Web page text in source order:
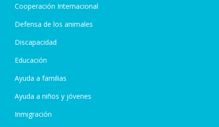
Cooperación Internacional
Defensa de los animales
Discapacidad
Educación
Ayuda a familias
Ayuda a niños y jóvenes
Inmigración